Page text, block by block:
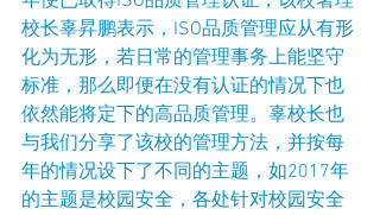
校长辜昇鹏表示，ISO品质管理应从有形
化为无形，若日常的管理事务上能坚守
标准，那么即便在没有认证的情况下也
依然能将定下的高品质管理。辜校长也
与我们分享了该校的管理方法，并按每
年的情况设下了不同的主题，如2017年
的主题是校园安全，各处针对校园安全